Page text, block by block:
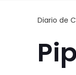
Diario de